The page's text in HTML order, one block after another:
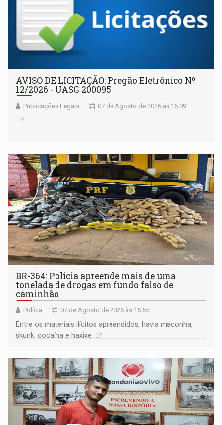
AVISO DE LICITAÇÃO: Pregão Eletrônico Nº
12/2026 - UASG 200095
Publicações Legais 07 de Agosto de 2026 às 16:09
BR-364: Polícia apreende mais de uma
tonelada de drogas em fundo falso de
caminhão
Polícia 07 de Agosto de 2026 às 15:55
Entre os materiais ilícitos apreendidos, havia maconha,
skunk, cocaína e haxixe